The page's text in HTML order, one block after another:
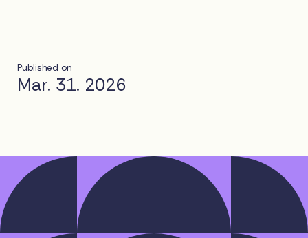
Published on
Mar. 31. 2026